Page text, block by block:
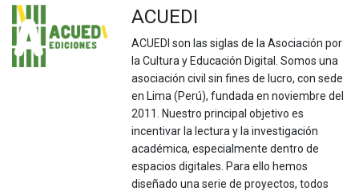
ACUEDI
ACUEDI son las siglas de la Asociación por
la Cultura y Educación Digital. Somos una
asociación civil sin fines de lucro, con sede
en Lima (Perú), fundada en noviembre del
2011. Nuestro principal objetivo es
incentivar la lectura y la investigación
académica, especialmente dentro de
espacios digitales. Para ello hemos
diseñado una serie de proyectos, todos